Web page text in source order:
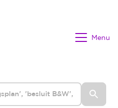
Menu